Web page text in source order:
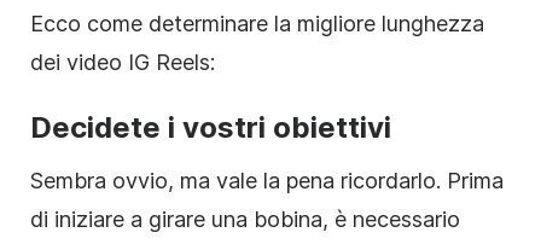
Ecco come determinare la migliore lunghezza
dei video IG Reels:
Decidete i vostri obiettivi
Sembra ovvio, ma vale la pena ricordarlo. Prima
di iniziare a girare una bobina, è necessario